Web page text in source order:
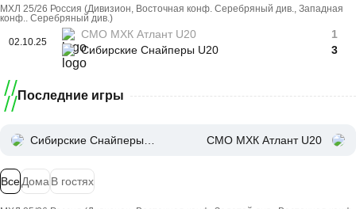
МХЛ 25/26 Россия (Дивизион, Восточная конф. Серебряный див., Западная
конф.. Серебряный див.)
02.10.25
СМО МХК Атлант U20
Сибирские Снайперы U20
1
3
Последние игры
Сибирские Снайперы U20 СМО МХК Атлант U20
ВсеДома В гостях